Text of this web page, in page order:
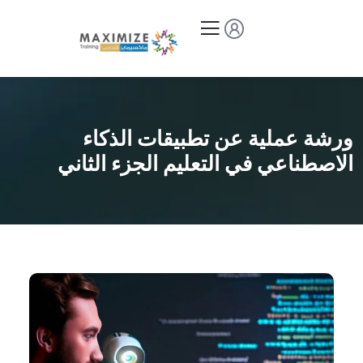
ورشة عملية عن تطبيقات الذكاء
الاصطناعي في التعليم الجزء الثاني